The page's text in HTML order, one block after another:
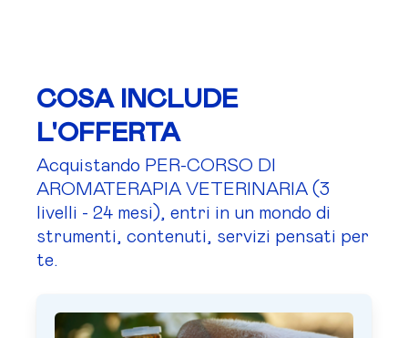
COSA INCLUDE
L'OFFERTA
Acquistando PER-CORSO DI
AROMATERAPIA VETERINARIA (3
livelli - 24 mesi), entri in un mondo di
strumenti, contenuti, servizi pensati per
te.